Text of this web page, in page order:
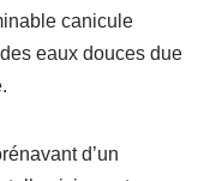
canicule
eaux douces due
d’un